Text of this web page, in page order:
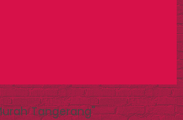
Tangerang"